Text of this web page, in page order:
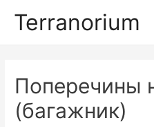
Terranorium
Поперечины
(багажник)